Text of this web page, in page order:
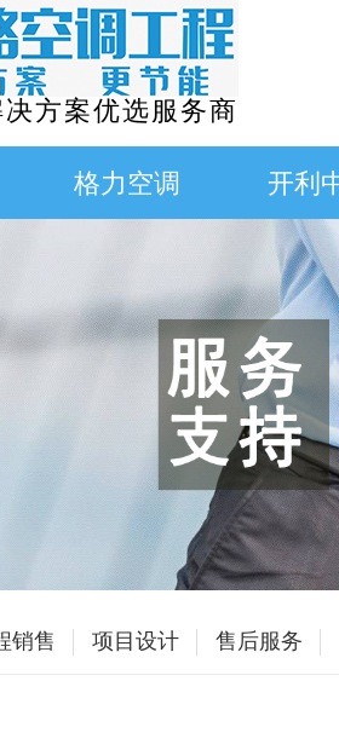
方案优选服务商
格力空调 开利
销售 项目设计 售后服务